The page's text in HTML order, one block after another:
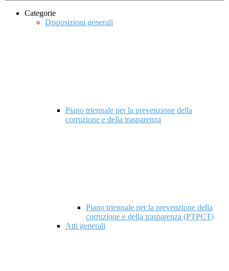
Categorie
Disposizioni generali
Piano triennale per la prevenzione della
corruzione e della trasparenza
Piano triennale per la prevenzione della
corruzione e della trasparenza (PTPCT)
Atti generali